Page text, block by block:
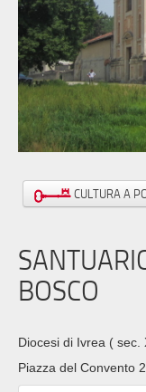
CULTURA A
BOSCO
Diocesi di Ivrea ( sec.
Piazza del Convento